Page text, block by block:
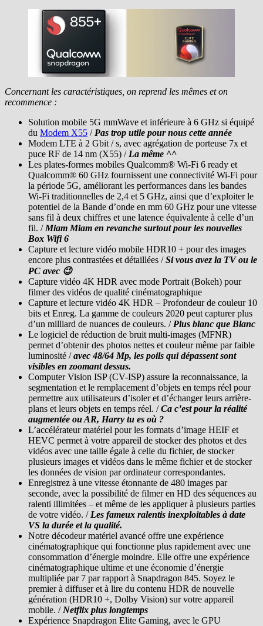
Concernant les caractéristiques, on reprend les mêmes et on
recommence :
Solution mobile 5G mmWave et inférieure à 6 GHz si équipé
du Modem X55 / Pas trop utile pour nous cette année
Modem LTE à 2 Gbit / s, avec agrégation de porteuse 7x et
puce RF de 14 nm (X55) / La même ^^
Les plates-formes mobiles Qualcomm® Wi-Fi 6 ready et
Qualcomm® 60 GHz fournissent une connectivité Wi-Fi pour
la période 5G, améliorant les performances dans les bandes
Wi-Fi traditionnelles de 2,4 et 5 GHz, ainsi que d’exploiter le
potentiel de la Bande d’onde en mm 60 GHz pour une vitesse
sans fil à deux chiffres et une latence équivalente à celle d’un
fil. / Miam Miam en revanche surtout pour les nouvelles
Box Wifi 6
Capture et lecture vidéo mobile HDR10 + pour des images
encore plus contrastées et détaillées /Si vous avez la TV ou le
PC avec 😉
Capture vidéo 4K HDR avec mode Portrait (Bokeh) pour
filmer des vidéos de qualité cinématographique
Capture et lecture vidéo 4K HDR – Profondeur de couleur 10
bits et Enreg. La gamme de couleurs 2020 peut capturer plus
d’un milliard de nuances de couleurs. / Plus blanc que Blanc
Le logiciel de réduction de bruit multi-images (MFNR)
permet d’obtenir des photos nettes et couleur même par faible
luminosité /avec 48/64 Mp, les poils qui dépassent sont
visibles en zoomant dessus.
Computer Vision ISP (CV-ISP) assure la reconnaissance, la
segmentation et le remplacement d’objets en temps réel pour
permettre aux utilisateurs d’isoler et d’échanger leurs arrière-
plans et leurs objets en temps réel. /Ca c’est pour la réalité
augmentée ou AR, Harry tu es où ?
L’accélérateur matériel pour les formats d’image HEIF et
HEVC permet à votre appareil de stocker des photos et des
vidéos avec une taille égale à celle du fichier, de stocker
plusieurs images et vidéos dans le même fichier et de stocker
les données de vision par ordinateur correspondantes.
Enregistrez à une vitesse étonnante de 480 images par
seconde, avec la possibilité de filmer en HD des séquences au
ralenti illimitées – et même de les appliquer à plusieurs parties
de votre vidéo. /Les fameux ralentis inexploitables à date
VS la durée et la qualité.
Notre décodeur matériel avancé offre une expérience
cinématographique qui fonctionne plus rapidement avec une
consommation d’énergie moindre. Elle offre une expérience
cinématographique ultime et une économie d’énergie
multipliée par 7 par rapport à Snapdragon 845. Soyez le
premier à diffuser et à lire du contenu HDR de nouvelle
génération (HDR10 +, Dolby Vision) sur votre appareil
mobile. / Netflix plus longtemps
Expérience Snapdragon Elite Gaming, avec le GPU